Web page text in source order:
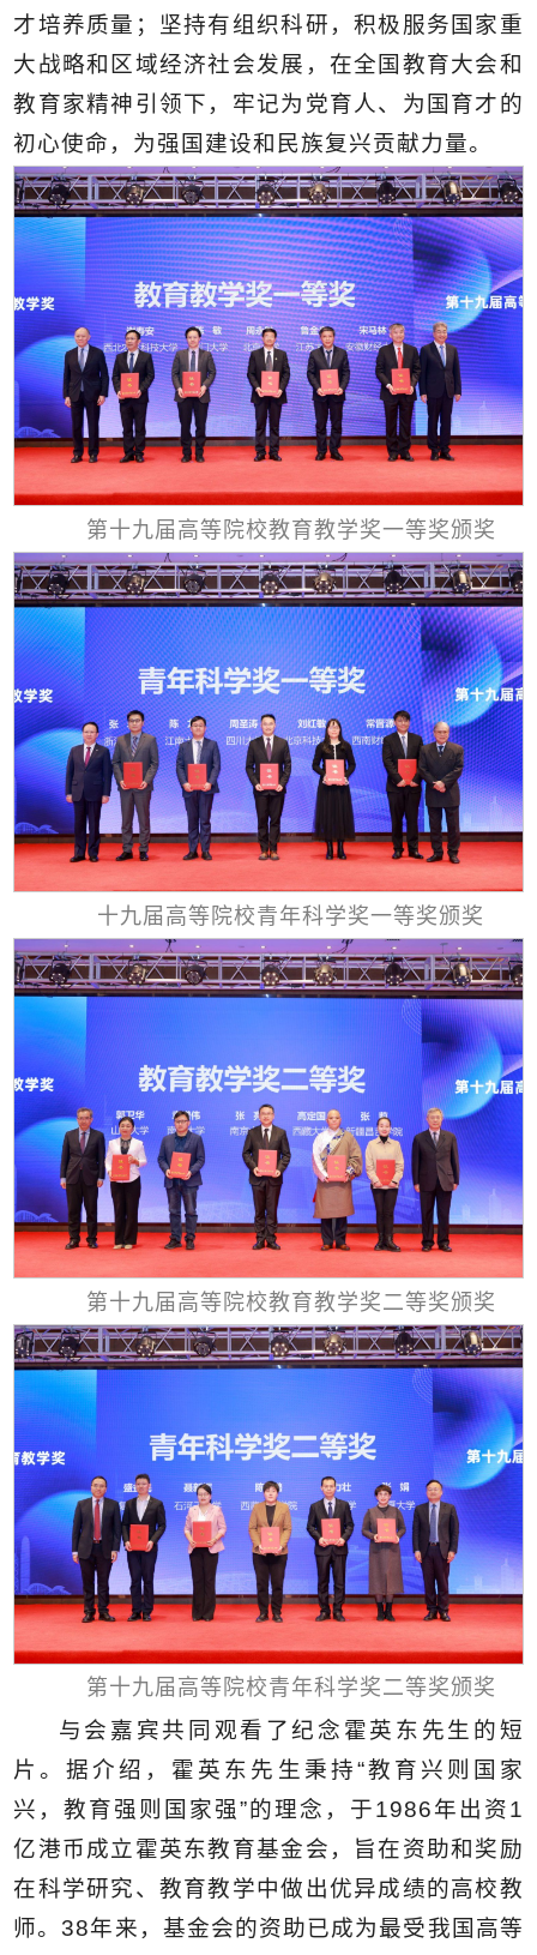
才培养质量；坚持有组织科研，积极服务国家重
大战略和区域经济社会发展，在全国教育大会和
教育家精神引领下，牢记为党育人、为国育才的
初心使命，为强国建设和民族复兴贡献力量。
第十九届高等院校教育教学奖一等奖颁奖
十九届高等院校青年科学奖一等奖颁奖
第十九届高等院校教育教学奖二等奖颁奖
第十九届高等院校青年科学奖二等奖颁奖
与会嘉宾共同观看了纪念霍英东先生的短
片。据介绍，霍英东先生秉持“教育兴则国家
兴，教育强则国家强”的理念，于1986年出资1
亿港币成立霍英东教育基金会，旨在资助和奖励
在科学研究、教育教学中做出优异成绩的高校教
师。38年来，基金会的资助已成为最受我国高等